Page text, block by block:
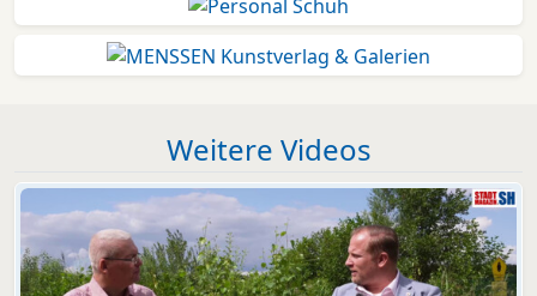
Weitere Videos